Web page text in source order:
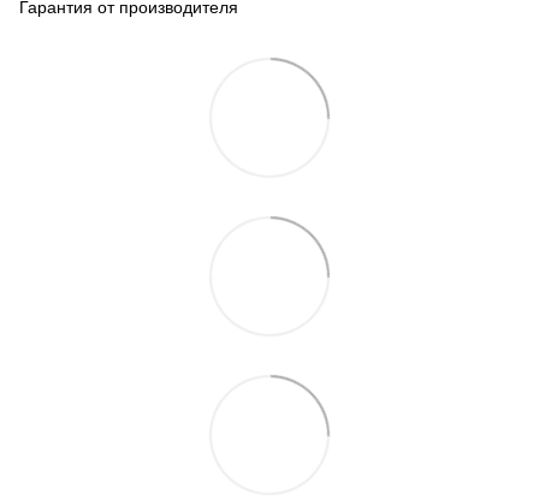
Гарантия от производителя